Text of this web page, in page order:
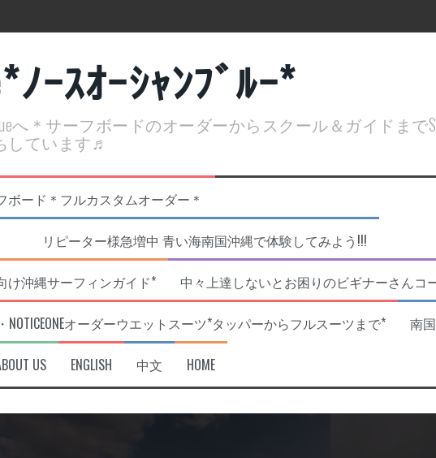
決定！
ﾉｰｽｵｰｼｬﾝﾌﾞﾙｰ*
へ＊サーフボードのオーダーからスクール＆ガイドまで
しています♬
フボード＊フルカスタムオーダー＊
リピーター様急増中 青い海南国沖縄で体験してみよう!!!
け沖縄サーフィンガイド* 中々上達しないとお困りのビギナーさんコ
NOTICEONEオーダーウエットスーツ*タッパーからフルスーツまで* 南
US ENGLISH 中文 HOME